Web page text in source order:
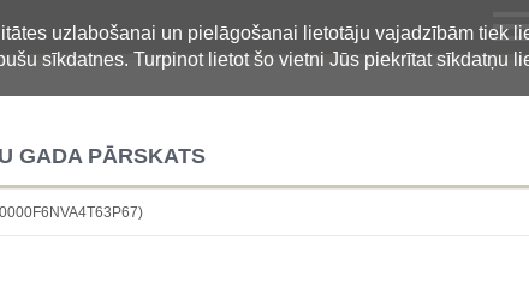
uzlabošanai un pielāgošanai lietotāju vajadzībām tiek
sīkdatnes. Turpinot lietot šo vietni Jūs piekrītat sīkdatņu
GADA PĀRSKATS